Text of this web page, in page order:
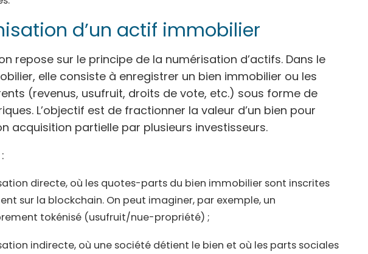
d’un actif immobilier
repose sur le principe de la numérisation d’actifs. Dans le
elle consiste à enregistrer un bien immobilier ou les
(revenus, usufruit, droits de vote, etc.) sous forme de
L’objectif est de fractionner la valeur d’un bien pour
acquisition partielle par plusieurs investisseurs.
directe, où les quotes-parts du bien immobilier sont inscrites
sur la blockchain. On peut imaginer, par exemple, un
tokénisé (usufruit/nue-propriété) ;
indirecte, où une société détient le bien et où les parts sociales